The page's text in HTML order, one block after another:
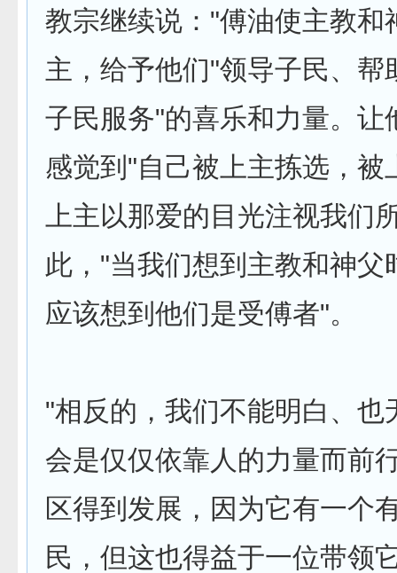
教宗继续说："傅油使主教和
主，给予他们"领导子民、帮
子民服务­"的喜乐和力量。让
感觉到"自己被上主拣选，被
上主以那爱的目光­注视我们
此，"当我们想到主教和神父
应该想到他们是受傅者"。
"相反的，我们不能明白、也
会是仅仅依靠人的力量而前
区得到发­展，因为它有一个
民，但这也得益于一位带领